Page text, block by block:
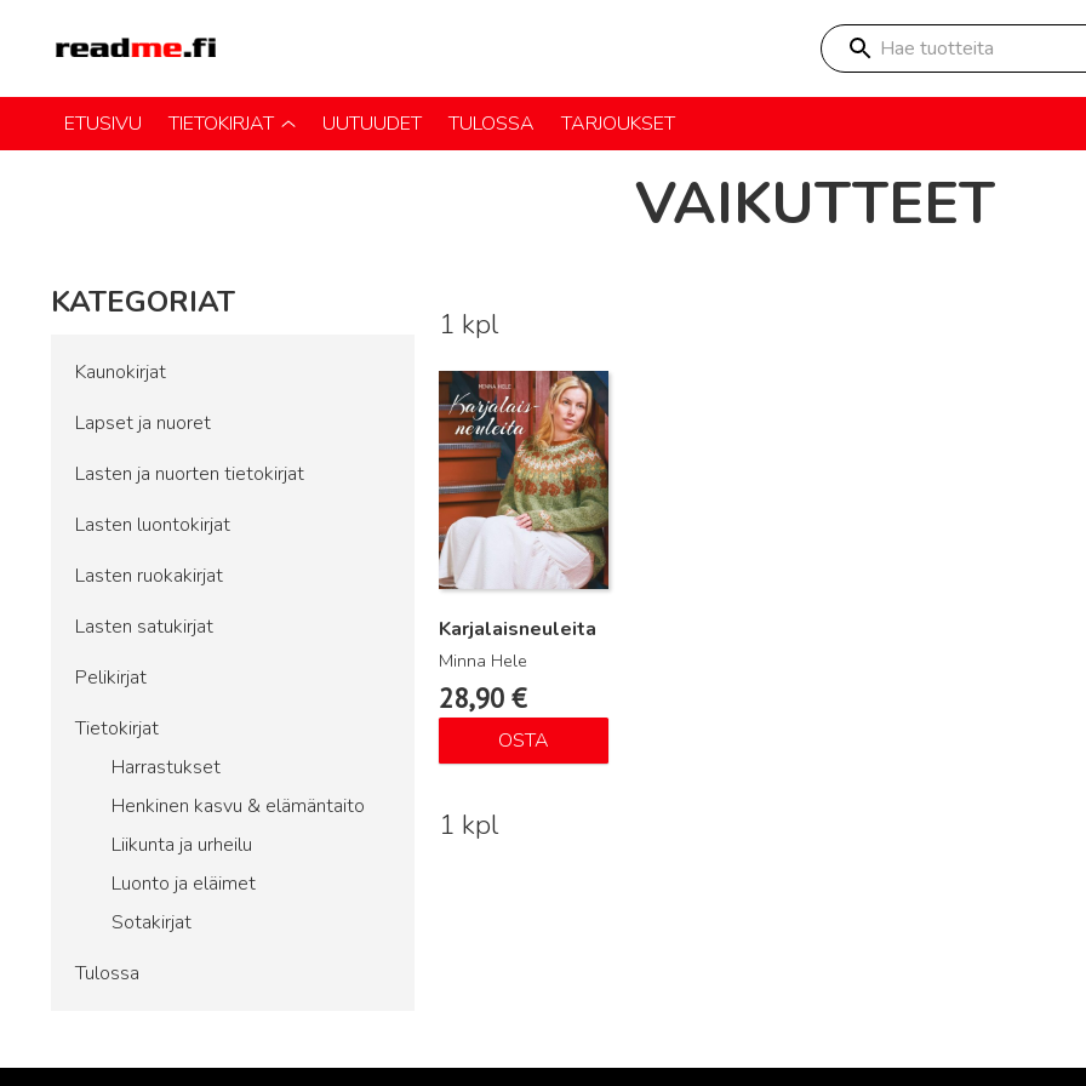
Hae tuotteita
ETUSIVU TIETOKIRJAT UUTUUDET TULOSSA TARJOUKSET
VAIKUTTEET
KATEGORIAT
Kaunokirjat
Lapset ja nuoret
Lasten ja nuorten tietokirjat
Lasten luontokirjat
Lasten ruokakirjat
Lasten satukirjat
Pelikirjat
Tietokirjat
Harrastukset
Henkinen kasvu & elämäntaito
Liikunta ja urheilu
Luonto ja eläimet
Sotakirjat
Tulossa
1 kpl
Karjalaisneuleita
Minna Hele
28,90 €
OSTA
Lue lisää
1 kpl